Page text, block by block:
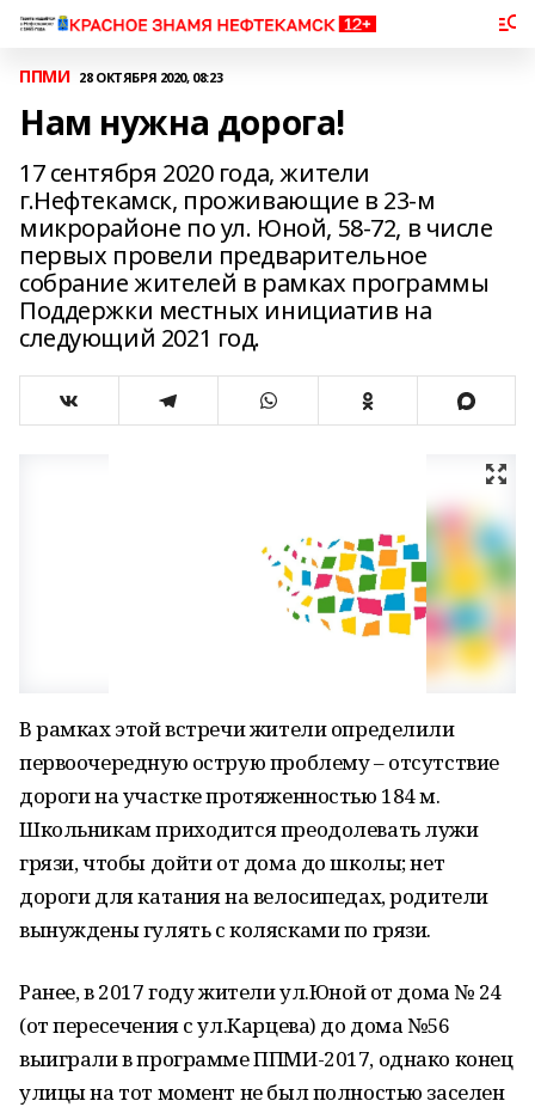
ППМИ 28 ОКТЯБРЯ 2020, 08:23
Нам нужна дорога!
17 сентября 2020 года, жители
г.Нефтекамск, проживающие в 23-м
микрорайоне по ул. Юной, 58-72, в числе
первых провели предварительное
собрание жителей в рамках программы
Поддержки местных инициатив на
следующий 2021 год.
В рамках этой встречи жители определили
первоочередную острую проблему – отсутствие
дороги на участке протяженностью 184 м.
Школьникам приходится преодолевать лужи
грязи, чтобы дойти от дома до школы; нет
дороги для катания на велосипедах, родители
вынуждены гулять с колясками по грязи.
Ранее, в 2017 году жители ул.Юной от дома № 24
(от пересечения с ул.Карцева) до дома №56
выиграли в программе ППМИ-2017, однако конец
улицы на тот момент не был полностью заселен